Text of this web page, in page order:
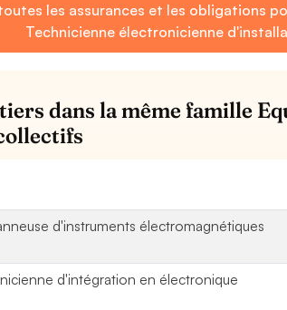
les assurances et les obligations
Technicienne électronicienne
dans la même famille
d'instruments électromagnétiques
d'intégration en électronique